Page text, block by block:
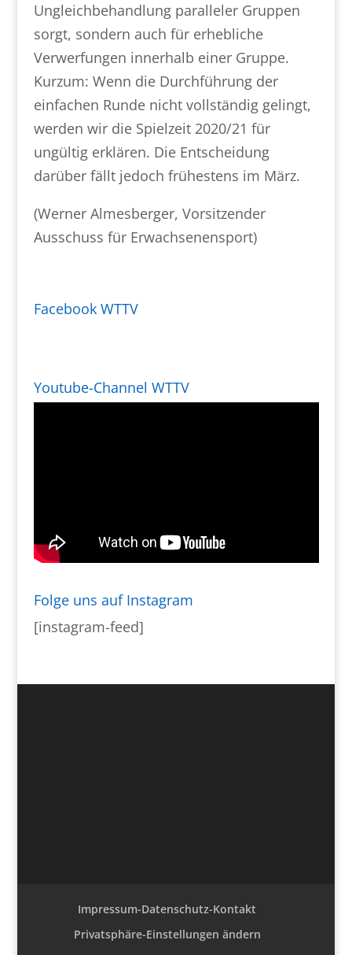
Ungleichbehandlung paralleler Gruppen
sorgt, sondern auch für erhebliche
Verwerfungen innerhalb einer Gruppe.
Kurzum: Wenn die Durchführung der
einfachen Runde nicht vollständig gelingt,
werden wir die Spielzeit 2020/21 für
ungültig erklären. Die Entscheidung
darüber fällt jedoch frühestens im März.
(Werner Almesberger, Vorsitzender
Ausschuss für Erwachsenensport)
Facebook WTTV
Youtube-Channel WTTV
Folge uns auf Instagram
[instagram-feed]
Impressum-Datenschutz-Kontakt
Privatsphäre-Einstellungen ändern